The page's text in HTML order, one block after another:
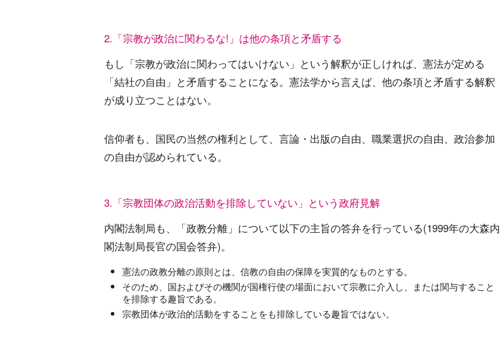
2.「宗教が政治に関わるな!」は他の条項と矛盾する
もし「宗教が政治に関わってはいけない」という解釈が正しければ、憲法が定める
「結社の自由」と矛盾することになる。憲法学から言えば、他の条項と矛盾する解釈
が成り立つことはない。
信仰者も、国民の当然の権利として、言論・出版の自由、職業選択の自由、政治参加
の自由が認められている。
3.「宗教団体の政治活動を排除していない」という政府見解
内閣法制局も、「政教分離」について以下の主旨の答弁を行っている(1999年の大森内
閣法制局長官の国会答弁)。
憲法の政教分離の原則とは、信教の自由の保障を実質的なものとする。
そのため、国およびその機関が国権行使の場面において宗教に介入し、または関与すること
を排除する趣旨である。
宗教団体が政治的活動をすることをも排除している趣旨ではない。